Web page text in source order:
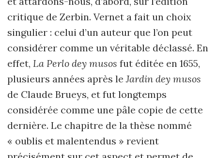
critique de Zerbin. Vernet a fait un choix
singulier : celui d’un auteur que l’on peut
considérer comme un véritable déclassé. En
effet, La Perlo dey musos fut éditée en 1655,
plusieurs années après leJardin dey musos
de Claude Brueys, et fut longtemps
considérée comme une pâle copie de cette
dernière. Le chapitre de la thèse nommé
« oublis et malentendus » revient